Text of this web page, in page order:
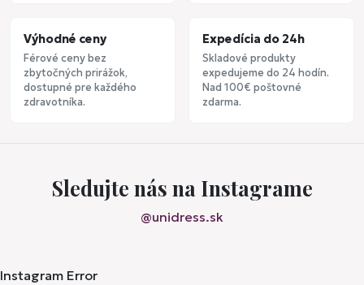
Výhodné ceny
Férové ceny bez
zbytočných prirážok,
dostupné pre každého
zdravotníka.
Expedícia do 24h
Skladové produkty
expedujeme do 24 hodín.
Nad 100€ poštovné
zdarma.
Sledujte nás na Instagrame
@unidress.sk
Instagram Error